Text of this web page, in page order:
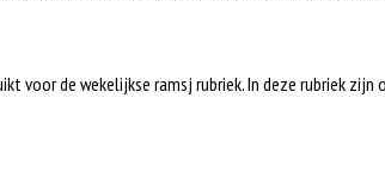
voor de wekelijkse ramsj rubriek. In deze rubriek